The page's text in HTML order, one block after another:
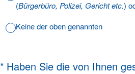
(Bürgerbüro, Polizei, Gericht etc.)
Keine der oben genannten
* Haben Sie die von Ihnen
(Erforderlich.)